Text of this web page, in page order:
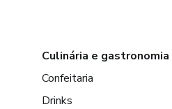
Culinária e gastronomia
Confeitaria
Drinks